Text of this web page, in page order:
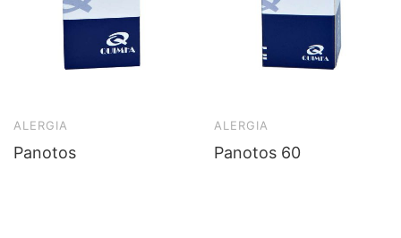
ALERGIA
Panotos
ALERGIA
Panotos 60